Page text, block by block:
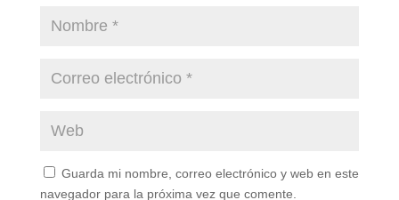
Guarda mi nombre, correo electrónico y web en este
navegador para la próxima vez que comente.